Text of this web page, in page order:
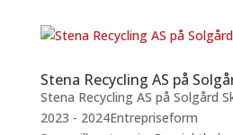
Stena Recycling AS på
Stena Recycling AS på Solgård
2023 - 2024Entrepriseform